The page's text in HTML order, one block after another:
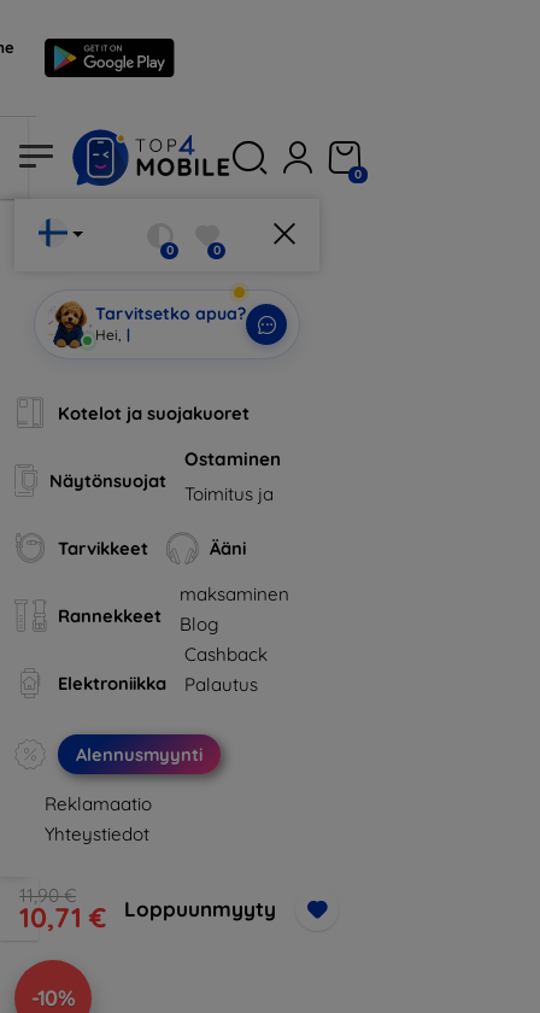
0
0 0
Tarvitsetko apua?
Olen Mobi
Kotelot ja suojakuoret
Näytönsuojat
Tarvikkeet Ääni
Rannekkeet
Elektroniikka
Alennusmyynti
Ostaminen
Toimitus ja
maksaminen
Blog
Cashback
Palautus
Reklamaatio
Yhteystiedot
11,90 €
10,71 € Loppuunmyyty
-10%